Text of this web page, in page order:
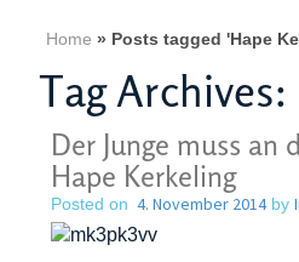
Home » Posts tagged 'Hape
Tag Archives:
Der Junge muss an
Hape Kerkeling
Posted on 4. November 2014by